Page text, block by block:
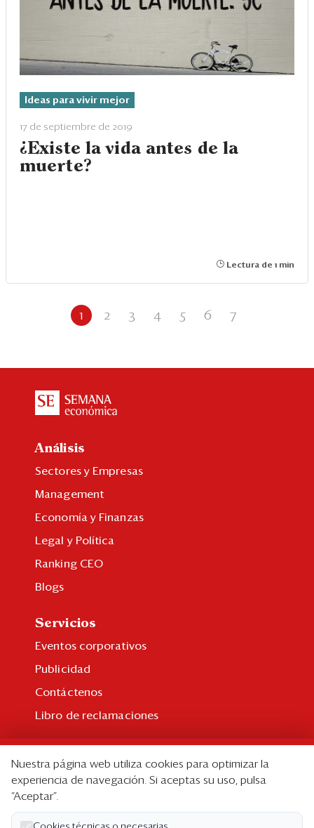
Ideas para vivir mejor
17 de septiembre de 2019
¿Existe la vida antes de la
muerte?
Lectura de 1 min
1 2 3 4 5 6 7
Análisis
Sectores y Empresas
Management
Economía y Finanzas
Legal y Política
Ranking CEO
Blogs
Servicios
Eventos corporativos
Publicidad
Contáctenos
Libro de reclamaciones
Suscripción individual
Paquetes corporativos
Edición Impresa
Nuestra página web utiliza cookies para optimizar la
experiencia de navegación. Si aceptas su uso, pulsa
“Aceptar”.